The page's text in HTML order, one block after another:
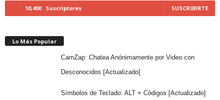
10,400 Suscriptores SUSCRIBIRTE
Lo Más Popular
CamZap: Chatea Anónimamente por Video con
Desconocidos [Actualizado]
Símbolos de Teclado: ALT + Códigos [Actualizado]